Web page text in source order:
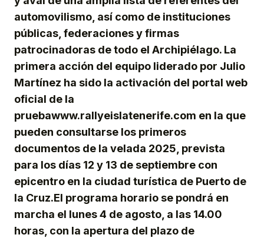
automovilismo, así como de instituciones
públicas, federaciones y firmas
patrocinadoras de todo el Archipiélago. La
primera acción del equipo liderado por Julio
Martínez ha sido la activación del portal web
oficial de la
pruebawww.rallyeislatenerife.com en la que
pueden consultarse los primeros
documentos de la velada 2025, prevista
para los días 12 y 13 de septiembre con
epicentro en la ciudad turística de Puerto de
la Cruz.El programa horario se pondrá en
marcha el lunes 4 de agosto, a las 14.00
horas, con la apertura del plazo de